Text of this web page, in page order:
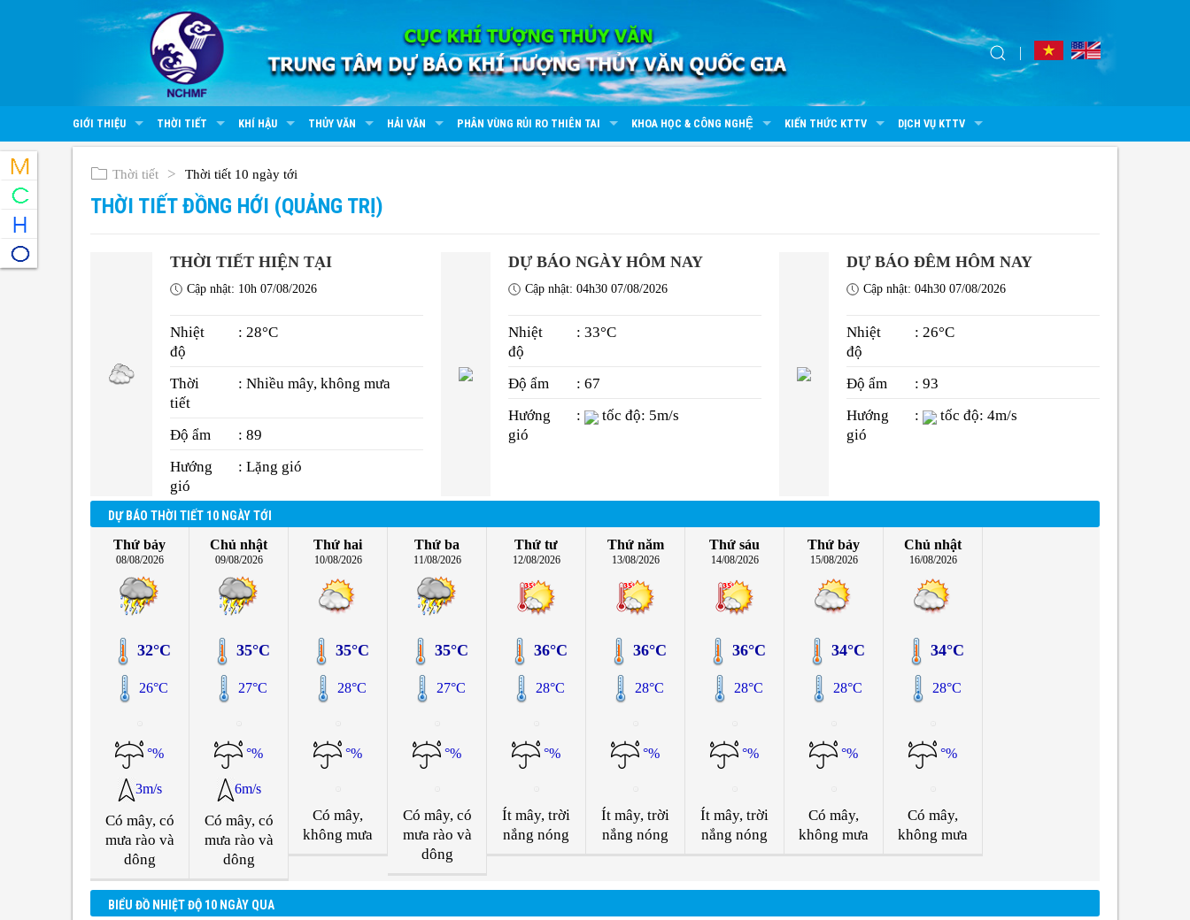
GIỚI THIỆU THỜI TIẾT KHÍ HẬU THỦY VĂN HẢI VĂN PHÂN VÙNG RỦI RO THIÊN TAI KHOA HỌC & CÔNG NGHỆ KIẾN THỨC KTTV DỊCH VỤ KTTV
Thời tiết Thời tiết 10 ngày tới
THỜI TIẾT ĐỒNG HỚI (QUẢNG TRỊ)
THỜI TIẾT HIỆN TẠI
Cập nhật: 10h 07/08/2026
Nhiệt
độ
: 28°C
Thời
tiết
: Nhiều mây, không mưa
Độ ẩm
: 89
Hướng
gió
: Lặng gió
DỰ BÁO NGÀY HÔM NAY
Cập nhật: 04h30 07/08/2026
Nhiệt
độ
: 33°C
Độ ẩm
: 67
Hướng
gió
: tốc độ: 5m/s
DỰ BÁO ĐÊM HÔM NAY
Cập nhật: 04h30 07/08/2026
Nhiệt
độ
: 26°C
Độ ẩm
: 93
Hướng
gió
: tốc độ: 4m/s
DỰ BÁO THỜI TIẾT 10 NGÀY TỚI
Thứ bảy
08/08/2026
32°C
26°C
°%
3m/s
Có mây, có
mưa rào và
dông
Chủ nhật
09/08/2026
35°C
27°C
°%
6m/s
Có mây, có
mưa rào và
dông
Thứ hai
10/08/2026
35°C
28°C
°%
Có mây,
không mưa
Thứ ba
11/08/2026
35°C
27°C
°%
Có mây, có
mưa rào và
dông
Thứ tư
12/08/2026
36°C
28°C
°%
Ít mây, trời
nắng nóng
Thứ năm
13/08/2026
36°C
28°C
°%
Ít mây, trời
nắng nóng
Thứ sáu
14/08/2026
36°C
28°C
°%
Ít mây, trời
nắng nóng
Thứ bảy
15/08/2026
34°C
28°C
°%
Có mây,
không mưa
Chủ nhật
16/08/2026
34°C
28°C
°%
Có mây,
không mưa
BIỂU ĐỒ NHIỆT ĐỘ 10 NGÀY QUA